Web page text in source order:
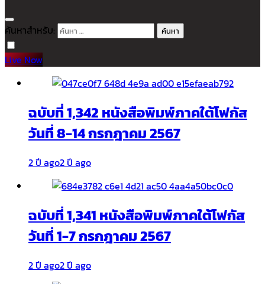
ค้นหาสำหรับ:
Live Now
ฉบับที่ 1,342 หนังสือพิมพ์ภาคใต้โฟกัส
วันที่ 8-14 กรกฎาคม 2567
2 ปี ago2 ปี ago
ฉบับที่ 1,341 หนังสือพิมพ์ภาคใต้โฟกัส
วันที่ 1-7 กรกฎาคม 2567
2 ปี ago2 ปี ago